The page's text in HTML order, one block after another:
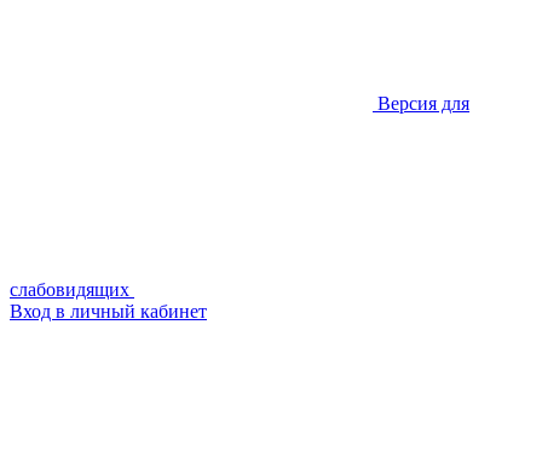
Версия для
слабовидящих
Вход в личный кабинет